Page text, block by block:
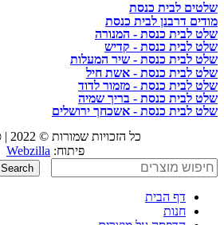
שלטים לבית כנסת
מודים דרבנן לבית כנסת
שלט לבית כנסת - המנורה
שלט לבית כנסת - קדיש
שלט לבית כנסת - שיר המעלות
שלט לבית כנסת - אשת חיל
שלט לבית כנסת - מזמור לדוד
שלט לבית כנסת - בריך שמיה
שלט לבית כנסת - אשכחך ירושלים
כל הזכויות שמורות © 2022 | ספידפרינט
פיתוח: Webzilla
Search
דף הבית
חנות